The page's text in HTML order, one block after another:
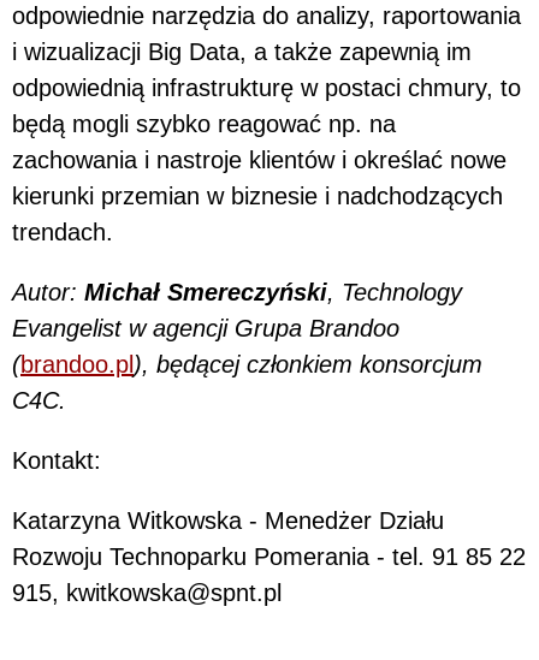
odpowiednie narzędzia do analizy, raportowania
i wizualizacji Big Data, a także zapewnią im
odpowiednią infrastrukturę w postaci chmury, to
będą mogli szybko reagować np. na
zachowania i nastroje klientów i określać nowe
kierunki przemian w biznesie i nadchodzących
trendach.
Autor: Michał Smereczyński, Technology
Evangelist w agencji Grupa Brandoo
(brandoo.pl ), będącej członkiem konsorcjum
C4C.
Kontakt:
Katarzyna Witkowska - Menedżer Działu
Rozwoju Technoparku Pomerania - tel. 91 85 22
915, kwitkowska@spnt.pl